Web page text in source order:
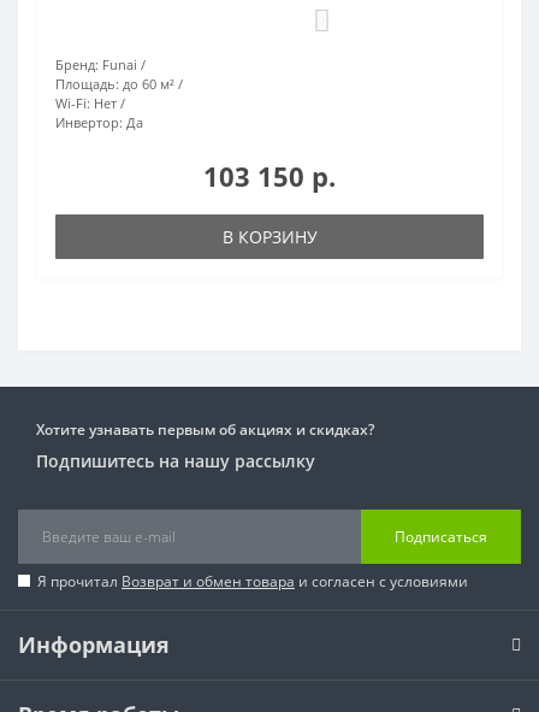
Бренд: Funai
Площадь: до 60 м²
Wi-Fi: Нет
Инвертор: Да
103 150 р.
В КОРЗИНУ
Хотите узнавать первым об акциях и скидках?
Подпишитесь на нашу рассылку
Подписаться
Я прочитал Возврат и обмен товара и согласен с условиями
Информация